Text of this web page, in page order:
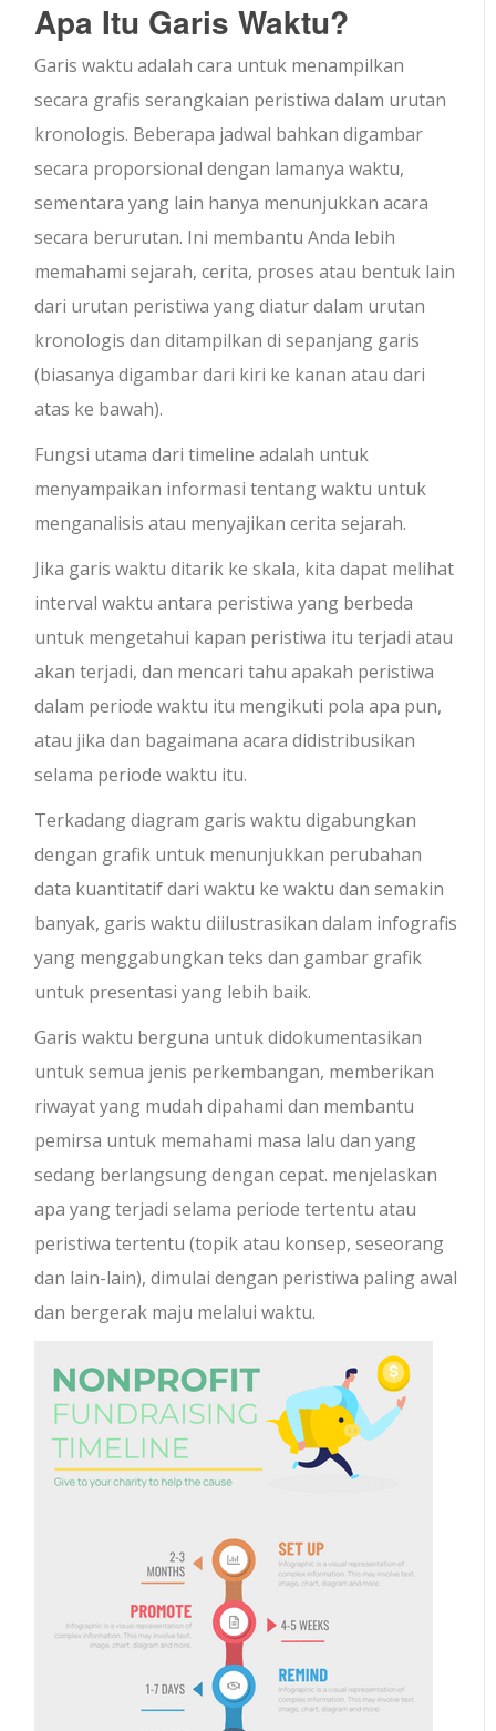
Apa Itu Garis Waktu?
Garis waktu adalah cara untuk menampilkan
secara grafis serangkaian peristiwa dalam urutan
kronologis. Beberapa jadwal bahkan digambar
secara proporsional dengan lamanya waktu,
sementara yang lain hanya menunjukkan acara
secara berurutan. Ini membantu Anda lebih
memahami sejarah, cerita, proses atau bentuk lain
dari urutan peristiwa yang diatur dalam urutan
kronologis dan ditampilkan di sepanjang garis
(biasanya digambar dari kiri ke kanan atau dari
atas ke bawah).
Fungsi utama dari timeline adalah untuk
menyampaikan informasi tentang waktu untuk
menganalisis atau menyajikan cerita sejarah.
Jika garis waktu ditarik ke skala, kita dapat melihat
interval waktu antara peristiwa yang berbeda
untuk mengetahui kapan peristiwa itu terjadi atau
akan terjadi, dan mencari tahu apakah peristiwa
dalam periode waktu itu mengikuti pola apa pun,
atau jika dan bagaimana acara didistribusikan
selama periode waktu itu.
Terkadang diagram garis waktu digabungkan
dengan grafik untuk menunjukkan perubahan
data kuantitatif dari waktu ke waktu dan semakin
banyak, garis waktu diilustrasikan dalam infografis
yang menggabungkan teks dan gambar grafik
untuk presentasi yang lebih baik.
Garis waktu berguna untuk didokumentasikan
untuk semua jenis perkembangan, memberikan
riwayat yang mudah dipahami dan membantu
pemirsa untuk memahami masa lalu dan yang
sedang berlangsung dengan cepat. menjelaskan
apa yang terjadi selama periode tertentu atau
peristiwa tertentu (topik atau konsep, seseorang
dan lain-lain), dimulai dengan peristiwa paling awal
dan bergerak maju melalui waktu.